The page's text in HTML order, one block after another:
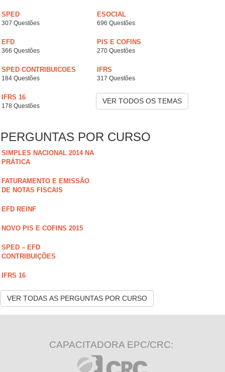
SPED
307 Questões
ESOCIAL
696 Questões
EFD
366 Questões
PIS E COFINS
270 Questões
SPED CONTRIBUICOES
184 Questões
IFRS
317 Questões
IFRS 16
178 Questões
VER TODOS OS TEMAS
PERGUNTAS POR CURSO
SIMPLES NACIONAL 2014 NA
PRÁTICA
FATURAMENTO E EMISSÃO
DE NOTAS FISCAIS
EFD REINF
NOVO PIS E COFINS 2015
SPED – EFD
CONTRIBUIÇÕES
IFRS 16
VER TODAS AS PERGUNTAS POR CURSO
CAPACITADORA EPC/CRC: